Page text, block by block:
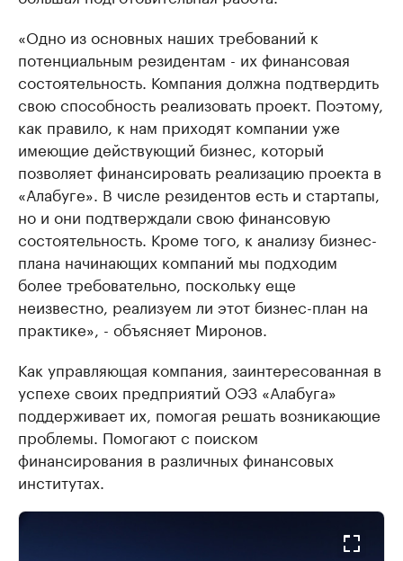
«Одно из основных наших требований к
потенциальным резидентам - их финансовая
состоятельность. Компания должна подтвердить
свою способность реализовать проект. Поэтому,
как правило, к нам приходят компании уже
имеющие действующий бизнес, который
позволяет финансировать реализацию проекта в
«Алабуге». В числе резидентов есть и стартапы,
но и они подтверждали свою финансовую
состоятельность. Кроме того, к анализу бизнес-
плана начинающих компаний мы подходим
более требовательно, поскольку еще
неизвестно, реализуем ли этот бизнес-план на
практике», - объясняет Миронов.
Как управляющая компания, заинтересованная в
успехе своих предприятий ОЭЗ «Алабуга»
поддерживает их, помогая решать возникающие
проблемы. Помогают с поиском
финансирования в различных финансовых
институтах.